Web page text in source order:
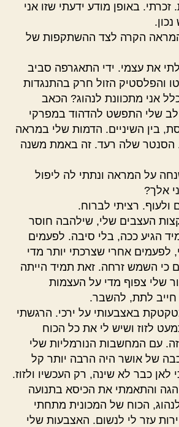
באופן מודע ידעתי שזו אני
המראה הקרה לצד ההשתקפות של
את עצמי. ידי התאגרפה סביב
והפלסטיק הזול חרק בהתנגדות
אני מתכוונת לנהוג? הכאב
שלי התפשט להדהוד במפרקי
בין השיניים. הדמות שלי במראה
הסנטר שלה רעד. זה באמת משנה
על המראה ונתתי לה ליפול
אלך?
ולעוף. רציתי לברוח.
העצבים שלי, שילהבה חוסר
הגיע ככה, בלי סיבה. לפעמים
לפעמים אחרי שצרכתי יותר מדי
כי השמש זרחה. זאת תמיד הייתה
שלי צפוף מדי על העצמות
חייב לתת, להשבר.
באצבעותי על ירכי. הרגשתי
לזוז ושיש לי את כל הכוח
עם המחשבות הנורמליות שלי
של אושר היה הרבה יותר קל
לאן כבר לא שינה, רק העכשיו ולזוז.
והתאמתי את הכיסא בתנועה
הכוח של המכונית מתחתי
עזר לי לנשום. האצבעות שלי